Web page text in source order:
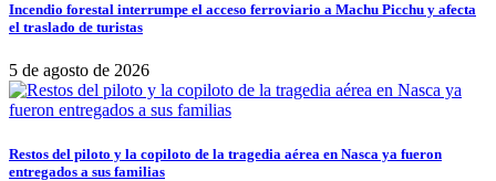
Incendio forestal interrumpe el acceso ferroviario a Machu Picchu y afecta
el traslado de turistas
5 de agosto de 2026
Restos del piloto y la copiloto de la tragedia aérea en Nasca ya fueron
entregados a sus familias